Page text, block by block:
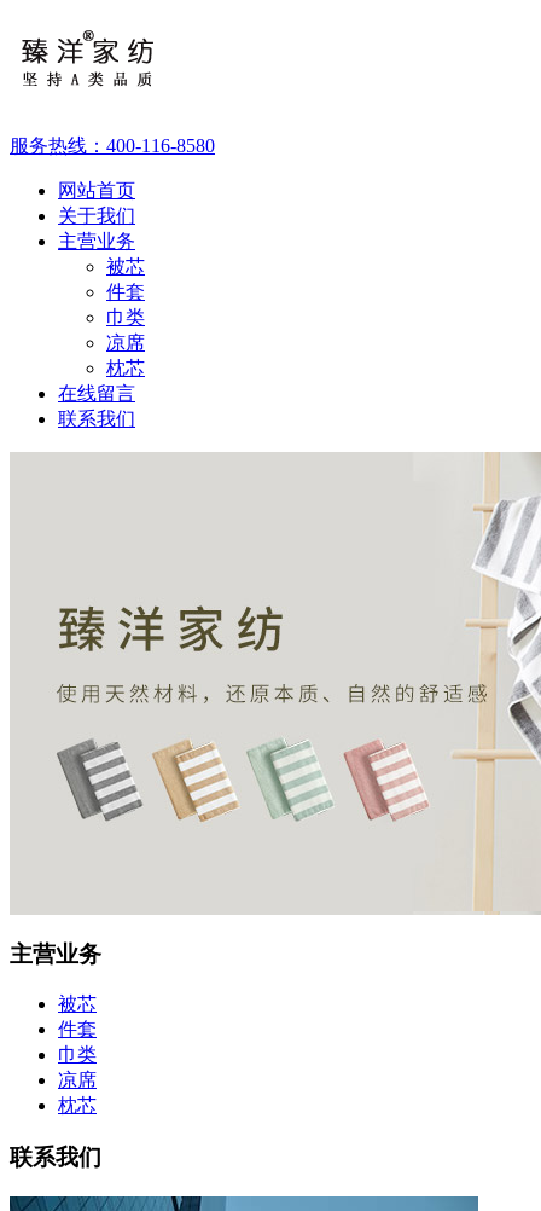
服务热线： 400-116-8580
网站首页
关于我们
主营业务
被芯
件套
巾类
凉席
枕芯
在线留言
联系我们
主营业务
被芯
件套
巾类
凉席
枕芯
联系我们